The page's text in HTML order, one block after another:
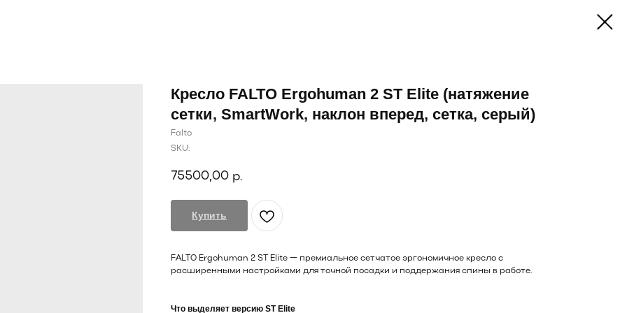
Кресло FALTO Ergohuman 2 ST Elite (натяжение
сетки, SmartWork, наклон вперед, сетка, серый)
Falto
SKU:
75500,00 р.
Купить
FALTO Ergohuman 2 ST Elite — премиальное сетчатое эргономичное кресло с
расширенными настройками для точной посадки и поддержания спины в работе.
Что выделяет версию ST Elite